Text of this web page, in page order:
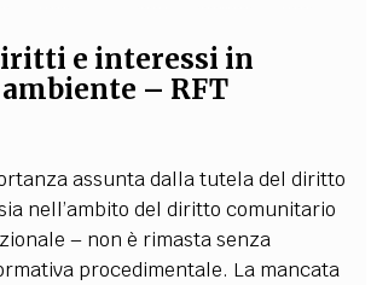
e interessi in
– RFT
assunta dalla tutela del diritto
nell’ambito del diritto comunitario
– non è rimasta senza
procedimentale. La mancata